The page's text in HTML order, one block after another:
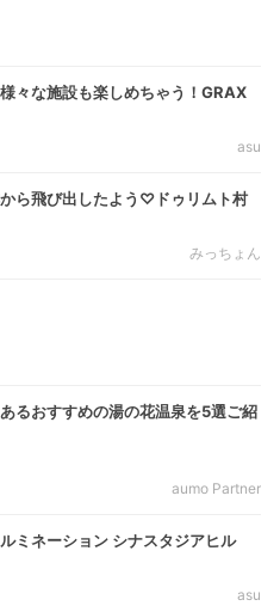
々な施設も楽しめちゃう！GRAX
asu
から飛び出したよう♡ドゥリムト村
みっちょん
るおすすめの湯の花温泉を5選ご紹
aumo Partner
ミネーション シナスタジアヒル
asu